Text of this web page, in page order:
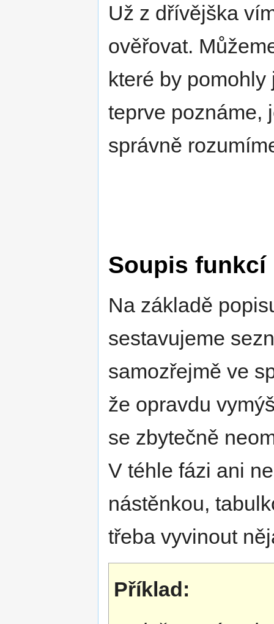
Už z dřívějška
ověřovat.
které by
teprve poznáme,
správně
Soupis funkcí
Na základě
sestavujeme
samozřejmě ve
že opravdu
se zbytečně
V téhle fázi ani
nástěnkou,
třeba vyvinout
Příklad: